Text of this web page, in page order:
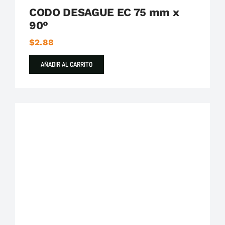
CODO DESAGUE EC 75 mm x
90°
$2.88
AÑADIR AL CARRITO